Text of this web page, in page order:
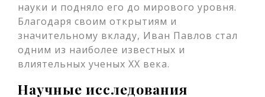
науки и подняло его до мирового уровня.
Благодаря своим открытиям и
значительному вкладу, Иван Павлов стал
одним из наиболее известных и
влиятельных ученых XX века.
Научные исследования